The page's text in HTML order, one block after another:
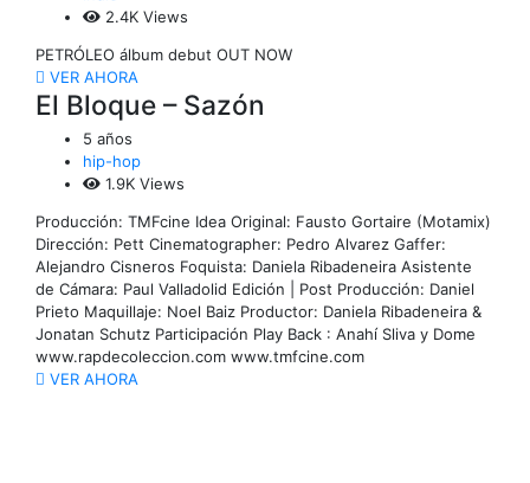
2.4K Views
PETRÓLEO álbum debut OUT NOW
VER AHORA
El Bloque – Sazón
5 años
hip-hop
1.9K Views
Producción: TMFcine Idea Original: Fausto Gortaire (Motamix)
Dirección: Pett Cinematographer: Pedro Alvarez Gaffer:
Alejandro Cisneros Foquista: Daniela Ribadeneira Asistente
de Cámara: Paul Valladolid Edición | Post Producción: Daniel
Prieto Maquillaje: Noel Baiz Productor: Daniela Ribadeneira &
Jonatan Schutz Participación Play Back : Anahí Sliva y Dome
www.rapdecoleccion.com www.tmfcine.com
VER AHORA